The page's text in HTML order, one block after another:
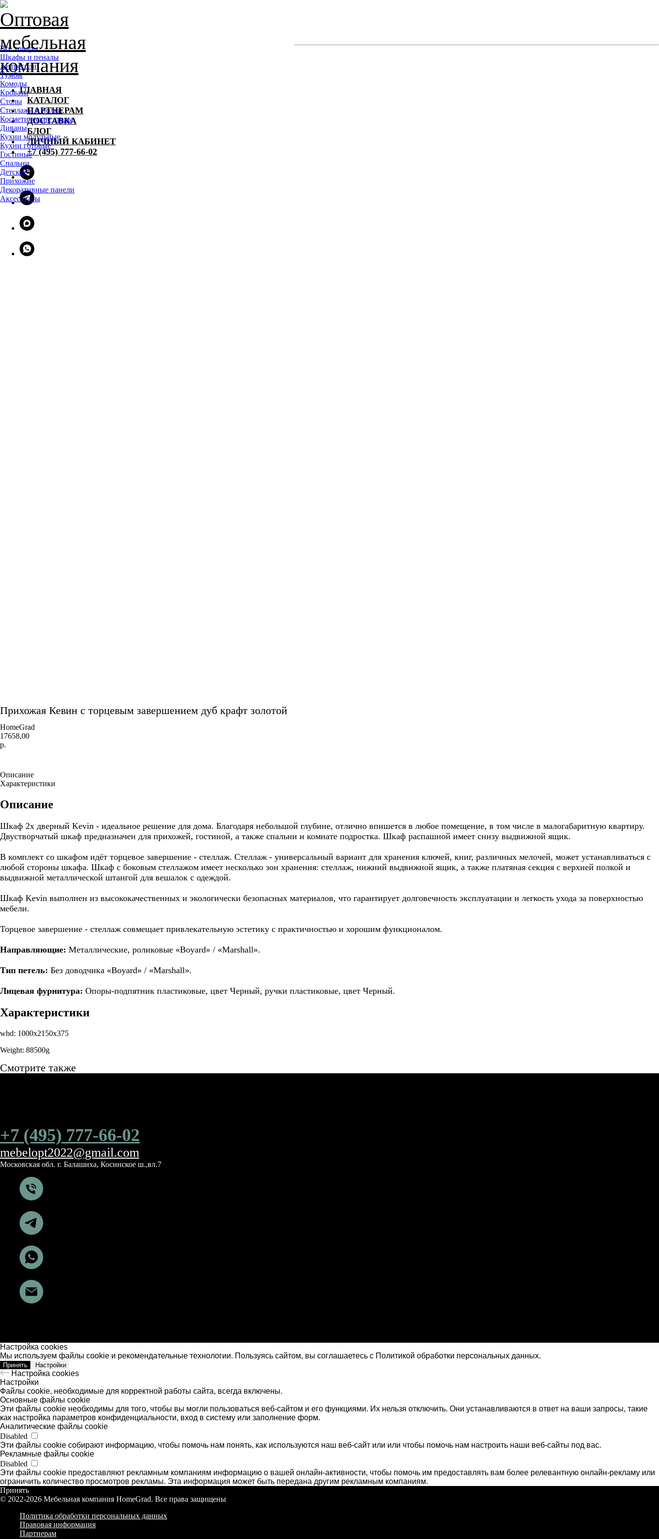
ГЛАВНАЯ
КАТАЛОГ
ПАРТНЕРАМ
ДОСТАВКА
БЛОГ
ЛИЧНЫЙ КАБИНЕТ
+7 (495) 777-66-02
Все товары
Шкафы и пеналы
Антресоли
Тумбы
Комоды
Кровати
Столы
Стеллажи и полки
Косметические столы
Диваны
Кухни модульные
Кухни готовые
Гостиные
Спальни
Детские
Прихожие
Декоративные панели
Аксессуары
Прихожая Кевин с торцевым завершением дуб крафт золотой
HomeGrad
17658,00
р.
Описание
Характеристики
Описание
Шкаф 2х дверный Kevin - идеальное решение для дома. Благодаря небольшой глубине, отлично впишется в любое помещение, в том числе в малогабаритную квартиру.
Двустворчатый шкаф предназначен для прихожей, гостиной, а также спальни и комнате подростка. Шкаф распашной имеет снизу выдвижной ящик.
В комплект со шкафом идёт торцевое завершение - стеллаж. Стеллаж - универсальный вариант для хранения ключей, книг, различных мелочей, может устанавливаться с
любой стороны шкафа. Шкаф с боковым стеллажом имеет несколько зон хранения: стеллаж, нижний выдвижной ящик, а также платяная секция с верхней полкой и
выдвижной металлической штангой для вешалок с одеждой.
Шкаф Kevin выполнен из высококачественных и экологически безопасных материалов, что гарантирует долговечность эксплуатации и легкость ухода за поверхностью
мебели.
Торцевое завершение - стеллаж совмещает привлекательную эстетику с практичностью и хорошим функционалом.
Направляющие: Металлические, роликовые «Boyard» / «Marshall».
Тип петель: Без доводчика «Boyard» / «Marshall».
Лицевая фурнитура: Опоры-подпятник пластиковые, цвет Черный, ручки пластиковые, цвет Черный.
Характеристики
whd: 1000x2150x375
Weight: 88500g
Смотрите также
+7 (495) 777-66-02
mebelopt2022@gmail.com
Московская обл. г. Балашиха, Косинское ш.,вл.7
Настройка cookies
Мы используем файлы cookie и рекомендательные технологии. Пользуясь сайтом, вы соглашаетесь с Политикой обработки персональных данных.
Принять Настройки
Настройка cookies
Настройки
Файлы cookie, необходимые для корректной работы сайта, всегда включены.
Основные файлы cookie
Эти файлы cookie необходимы для того, чтобы вы могли пользоваться веб-сайтом и его функциями. Их нельзя отключить. Они устанавливаются в ответ на ваши запросы, такие
как настройка параметров конфиденциальности, вход в систему или заполнение форм.
Аналитические файлы cookie
Disabled
Эти файлы cookie собирают информацию, чтобы помочь нам понять, как используются наш веб-сайт или или чтобы помочь нам настроить наши веб-сайты под вас.
Рекламные файлы cookie
Disabled
Эти файлы cookie предоставляют рекламным компаниям информацию о вашей онлайн-активности, чтобы помочь им предоставлять вам более релевантную онлайн-рекламу или
ограничить количество просмотров рекламы. Эта информация может быть передана другим рекламным компаниям.
Принять
© 2022-2026 Мебельная компания HomeGrad. Все права защищены
Политика обработки персональных данных
Правовая информация
Партнерам